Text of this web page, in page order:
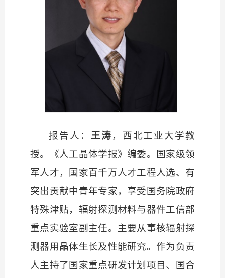
报告人： 王涛 ，西北工业大学教
授。《人工晶体学报》编委。国家级领
军人才，国家百千万人才工程人选、有
突出贡献中青年专家，享受国务院政府
特殊津贴，辐射探测材料与器件工信部
重点实验室副主任。主要从事核辐射探
测器用晶体生长及性能研究。作为负责
人主持了国家重点研发计划项目、国合